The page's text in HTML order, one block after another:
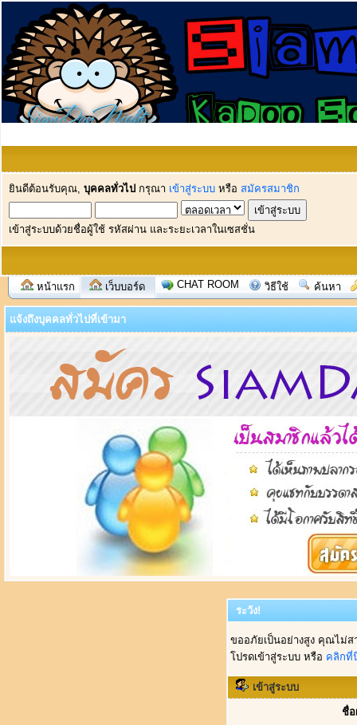
ยินดีต้อนรับคุณ, บุคคลทั่วไป กรุณา เข้าสู่ระบบ หรือ สมัครสมาชิก
เข้าสู่ระบบด้วยชื่อผู้ใช้ รหัสผ่าน และระยะเวลาในเซสชั่น
หน้าแรก เว็บบอร์ด CHAT ROOM วิธีใช้ ค้นหา
แจ้งถึงบุคคลทั่วไปที่เข้ามา
ระวัง!
ขออภัยเป็นอย่างสูง คุณไม่
โปรดเข้าสู่ระบบ หรือ คลิกที่
เข้าสู่ระบบ
ชื่อ